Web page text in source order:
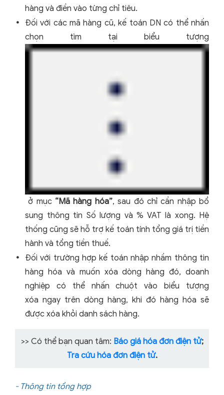
hàng và điền vào từng chỉ tiêu.
Đối với các mã hàng cũ, kế toán DN có thể nhấn
chọn tìm tại biểu tượng
ở mục “Mã hàng hóa”, sau đó chỉ cần nhập bổ
sung thông tin Số lượng và % VAT là xong. Hệ
thống cũng sẽ hỗ trợ kế toán tính tổng giá trị tiền
hành và tổng tiền thuế.
Đối với trường hợp kế toán nhập nhầm thông tin
hàng hóa và muốn xóa dòng hàng đó, doanh
nghiệp có thể nhấn chuột vào biểu tượng
xóa ngay trên dòng hàng, khi đó hàng hóa sẽ
được xóa khỏi danh sách hàng.
>> Có thể bạn quan tâm: Báo giá hóa đơn điện tử;
Tra cứu hóa đơn điện tử.
- Thông tin tổng hợp